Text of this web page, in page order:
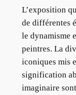
L’exposition
de différentes
le dynamisme
peintres. La
iconiques mis
signification
imaginaire